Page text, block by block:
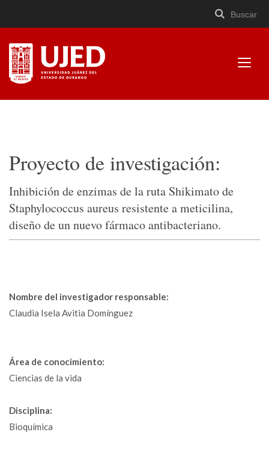
a
contenido
×
Buscar
Proyecto de investigación:
Inhibición de enzimas de la ruta Shikimato de
Staphylococcus aureus resistente a meticilina,
diseño de un nuevo fármaco antibacteriano.
Nombre del investigador responsable:
Claudia Isela Avitia Domínguez
Área de conocimiento:
Ciencias de la vida
Disciplina:
Bioquímica